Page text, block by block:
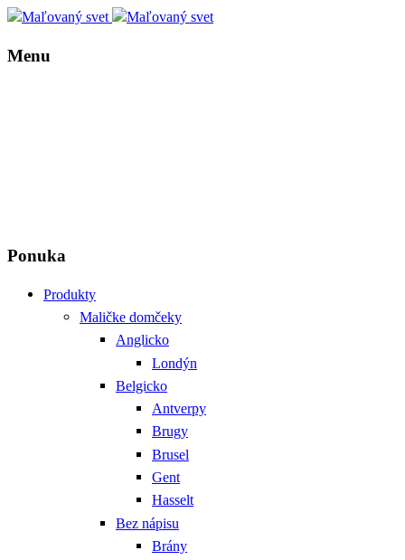
Menu
Ponuka
Produkty
Maličke domčeky
Anglicko
Londýn
Belgicko
Antverpy
Brugy
Brusel
Gent
Hasselt
Bez nápisu
Brány